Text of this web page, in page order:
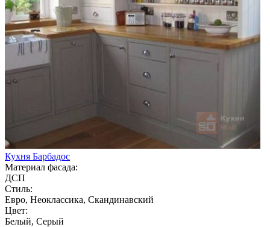
Кухня Барбадос
Материал фасада:
ДСП
Стиль:
Евро, Неоклассика, Скандинавский
Цвет:
Белый, Серый